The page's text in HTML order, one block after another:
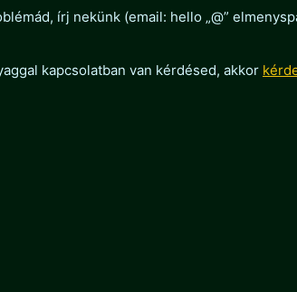
írj nekünk (email: hello „@”
kapcsolatban van kérdésed, akkor